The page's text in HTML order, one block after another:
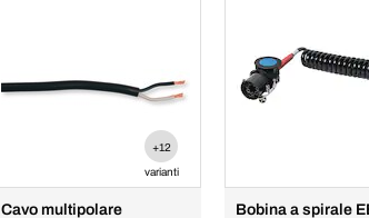
+12
varianti
Cavo multipolare
Bobina a spirale